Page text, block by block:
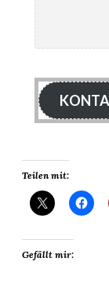
Teilen mit:
Gefällt mir: